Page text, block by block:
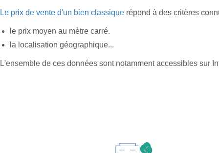
Le prix de vente d'un bien classique répond à des critères
le prix moyen au mètre carré.
la localisation géographique...
L'ensemble de ces données sont notamment accessibles sur